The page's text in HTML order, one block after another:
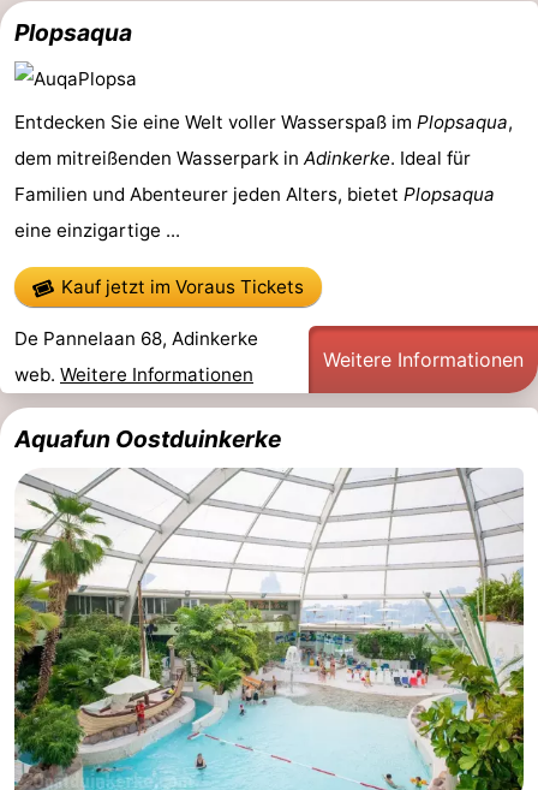
Suites
Nieuwpoort
Holiday
Suites
Westende
Campingplätze
Ferienhäuser
-
Nieuwpoort
-
Oostduinkerke
aan
zee
-
Westende
Hotels
Zimmer
(mit
Frühstück)
Lastminutes
Strand
Sehen
&
tun
-
Museen
-
Denkmäler
-
Aussichtspunkte
Attraktionen
-
Plopsaqua
Entdecken Sie eine Welt voller Wasserspaß im Plopsaqua,
dem mitreißenden Wasserpark in Adinkerke. Ideal für
Familien und Abenteurer jeden Alters, bietet Plopsaqua
eine einzigartige ...
Kauf jetzt im Voraus Tickets
De Pannelaan 68, Adinkerke
web. Weitere Informationen
Weitere Informationen
Aquafun Oostduinkerke